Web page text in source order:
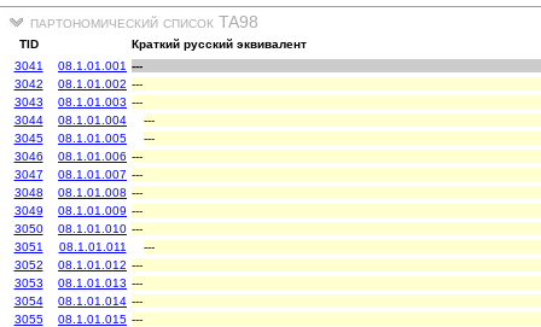
партономический список TA98
TID
Краткий русский эквивалент
3041
08.1.01.001 ---
3042
08.1.01.002 ---
3043
08.1.01.003 ---
3044
08.1.01.004
---
3045
08.1.01.005
---
3046
08.1.01.006 ---
3047
08.1.01.007 ---
3048
08.1.01.008 ---
3049
08.1.01.009 ---
3050
08.1.01.010 ---
3051
08.1.01.011
---
3052
08.1.01.012 ---
3053
08.1.01.013 ---
3054
08.1.01.014 ---
3055
08.1.01.015 ---